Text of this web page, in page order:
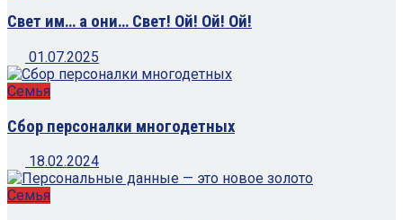
Свет им… а они… Свет! Ой! Ой! Ой!
01.07.2025
Семья
Сбор персоналки многодетных
18.02.2024
Семья